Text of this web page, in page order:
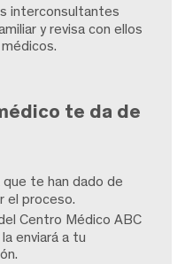
interconsultantes
y revisa con ellos
te da de
que te han dado de
el proceso.
Centro Médico ABC
la enviará a tu